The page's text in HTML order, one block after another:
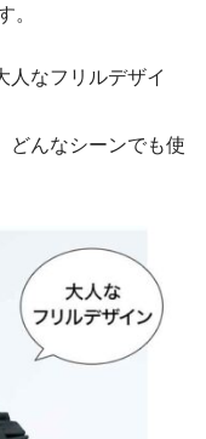
。
人なフリルデザイ
どんなシーンでも使